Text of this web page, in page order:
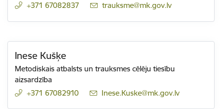
+371 67082837
E-pasts:
trauksme@mk.gov.lv
Inese Kušķe
Metodiskais atbalsts un trauksmes cēlēju tiesību
aizsardzība
+371 67082910
E-pasts:
Inese.Kuske@mk.gov.lv